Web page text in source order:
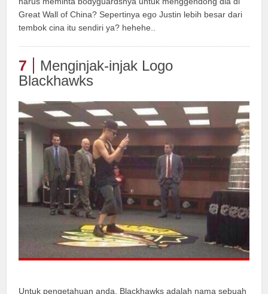
Great Wall of China? Sepertinya ego Justin lebih besar dari
tembok cina itu sendiri ya? hehehe..
7
Menginjak-injak Logo
Blackhawks
Untuk pengetahuan anda, Blackhawks adalah nama sebuah